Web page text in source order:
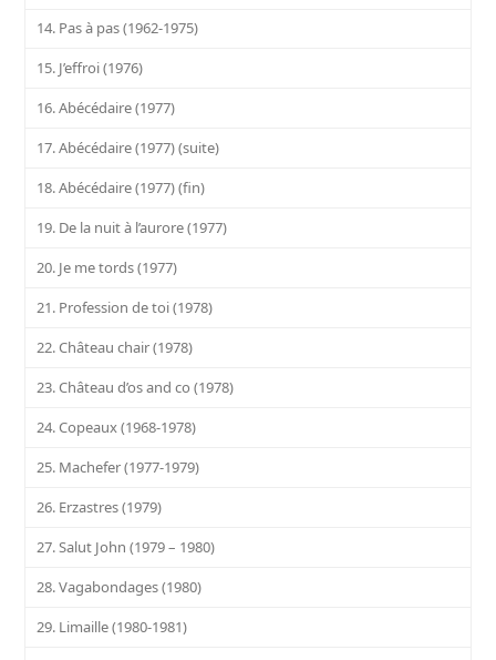
14. Pas à pas (1962-1975)
15. J’effroi (1976)
16. Abécédaire (1977)
17. Abécédaire (1977) (suite)
18. Abécédaire (1977) (fin)
19. De la nuit à l’aurore (1977)
20. Je me tords (1977)
21. Profession de toi (1978)
22. Château chair (1978)
23. Château d’os and co (1978)
24. Copeaux (1968-1978)
25. Machefer (1977-1979)
26. Erzastres (1979)
27. Salut John (1979 – 1980)
28. Vagabondages (1980)
29. Limaille (1980-1981)